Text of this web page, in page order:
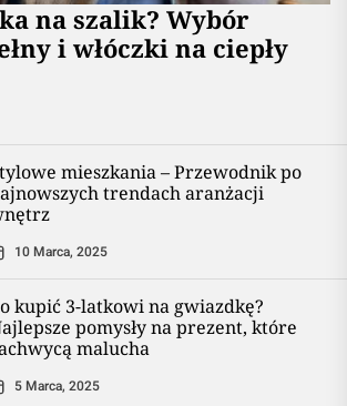
na szalik? Wybór
i włóczki na ciepły
mieszkania – Przewodnik po
trendach aranżacji
10 Marca, 2025
kupić 3-latkowi na gwiazdkę?
pomysły na prezent, które
malucha
5 Marca, 2025